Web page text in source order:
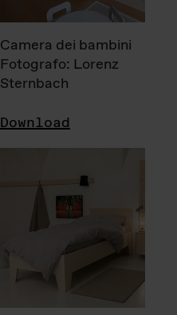
Camera dei bambini
Fotografo: Lorenz
Sternbach
Download